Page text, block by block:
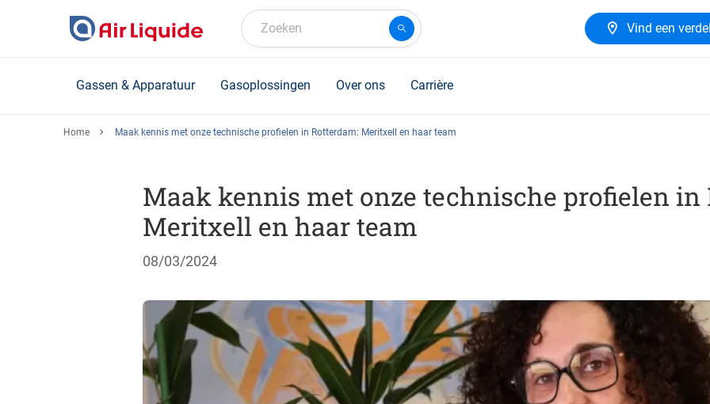
Zoeken Vind een
Gassen & Apparatuur Gasoplossingen Over ons Carrière
Home Maak kennis met onze technische profielen in Rotterdam: Meritxell en haar team
Maak kennis met onze technische profielen in
Meritxell en haar team
08/03/2024